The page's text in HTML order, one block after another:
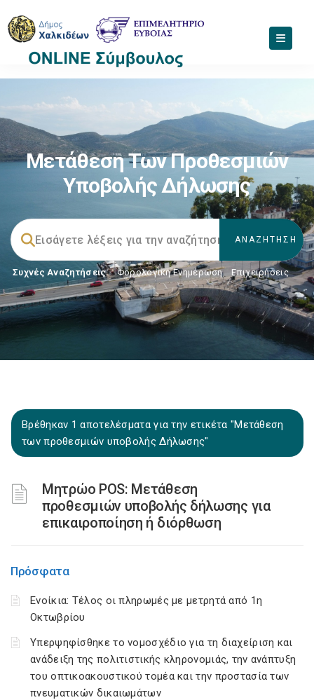
Μετάθεση Των Προθεσμιών
Υποβολής Δήλωσης
Συχνές Αναζητήσεις: Φορολογικη Ενημέρωση, Επιχειρήσεις
Βρέθηκαν 1 αποτελέσματα για την ετικέτα "Μετάθεση
των προθεσμιών υποβολής Δήλωσης"
Μητρώο POS: Μετάθεση
προθεσμιών υποβολής δήλωσης για
επικαιροποίηση ή διόρθωση
Πρόσφατα
Ενοίκια: Τέλος οι πληρωμές με μετρητά από 1η
Οκτωβρίου
Υπερψηφίσθηκε το νομοσχέδιο για τη διαχείριση και
ανάδειξη της πολιτιστικής κληρονομιάς, την ανάπτυξη
του οπτικοακουστικού τομέα και την προστασία των
πνευματικών δικαιωμάτων